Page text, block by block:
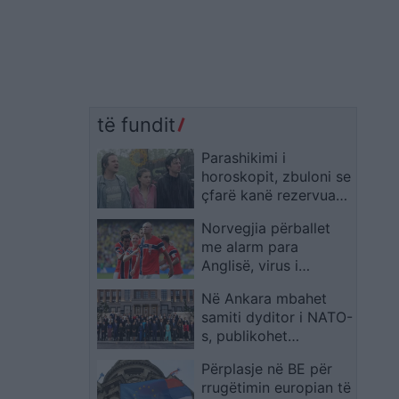
të fundit
Parashikimi i
horoskopit, zbuloni se
çfarë kanë rezervuar
Norvegjia përballet
me alarm para
Anglisë, virus i
kombëtaren
Në Ankara mbahet
samiti dyditor i NATO-
s, publikohet
liderëve të vendeve
anëtare
Përplasje në BE për
rrugëtimin europian të